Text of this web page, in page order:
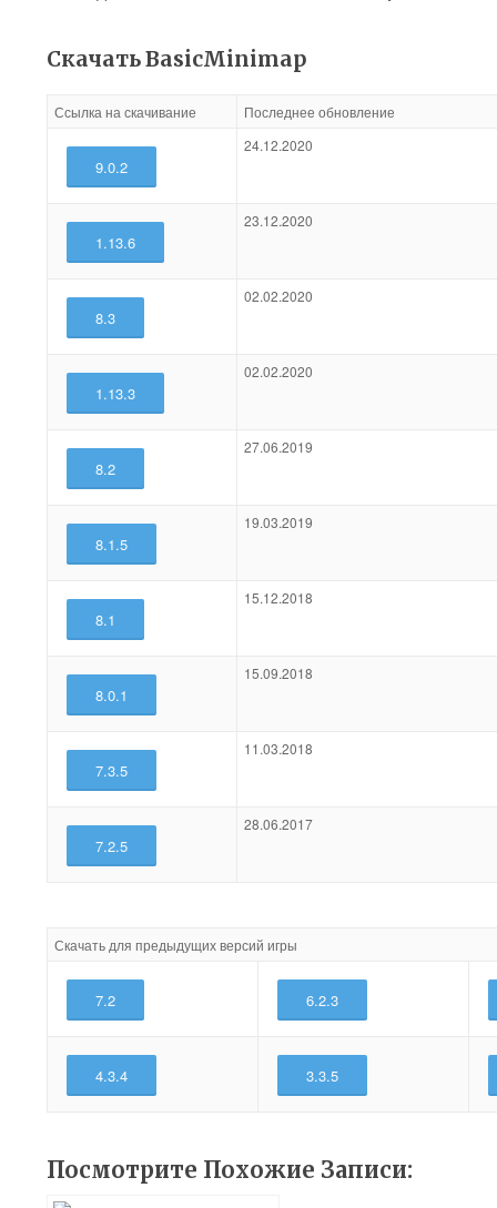
Скачать BasicMinimap
Ссылка на скачивание Последнее обновление
9.0.2
24.12.2020
1.13.6
23.12.2020
8.3
02.02.2020
1.13.3
02.02.2020
8.2
27.06.2019
8.1.5
19.03.2019
8.1
15.12.2018
8.0.1
15.09.2018
7.3.5
11.03.2018
7.2.5
28.06.2017
Скачать для предыдущих версий игры
7.2 6.2.3
4.3.4 3.3.5
Посмотрите Похожие Записи: